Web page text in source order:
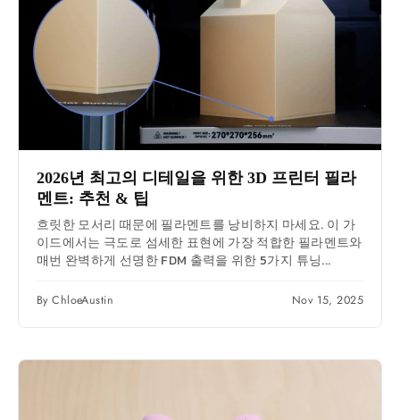
2026년 최고의 디테일을 위한 3D 프린터 필라
멘트: 추천 & 팁
흐릿한 모서리 때문에 필라멘트를 낭비하지 마세요. 이 가
이드에서는 극도로 섬세한 표현에 가장 적합한 필라멘트와
매번 완벽하게 선명한 FDM 출력을 위한 5가지 튜닝...
By ChloeAustin Nov 15, 2025